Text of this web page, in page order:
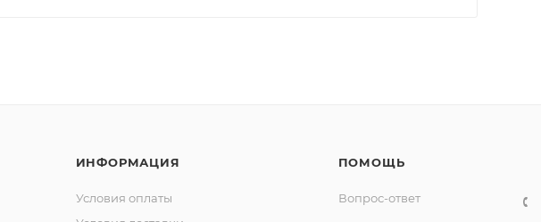
ИНФОРМАЦИЯ
Условия оплаты
ПОМОЩЬ
Вопрос-ответ